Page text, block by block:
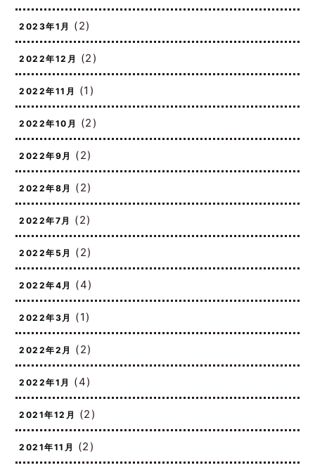
2023年4月(2)
2023年1月(2)
2022年12月 (2)
2022年11月(1)
2022年10月 (2)
2022年9月(2)
2022年8月(2)
2022年7月(2)
2022年5月(2)
2022年4月(4)
2022年3月(1)
2022年2月(2)
2022年1月(4)
2021年12月(2)
2021年11月(2)